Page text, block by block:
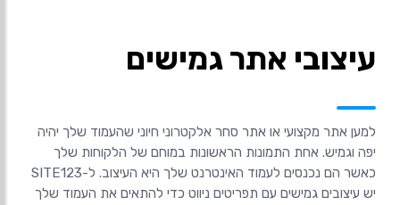
עיצובי אתר גמישים
למען אתר מקצועי או אתר סחר אלקטרוני חיוני שהעמוד שלך יהיה
יפה וגמיש. אחת התמונות הראשונות במוחם של הלקוחות שלך
כאשר הם נכנסים לעמוד האינטרנט שלך היא העיצוב. ל-SITE123
יש עיצובים גמישים עם תפריטים ניווט כדי להתאים את העמוד שלך